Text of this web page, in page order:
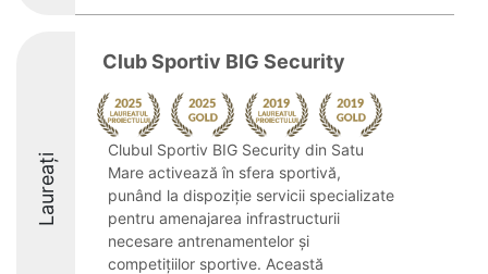
Laureați
Club Sportiv BIG Security
Clubul Sportiv BIG Security din Satu
Mare activează în sfera sportivă,
punând la dispoziție servicii specializate
pentru amenajarea infrastructurii
necesare antrenamentelor și
competițiilor sportive. Această